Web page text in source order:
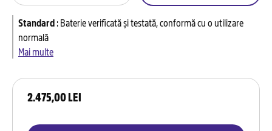
2.475,00 LEI
Standard:Baterie verificată și testată, conformă cu o utilizare
normală
Mai multe